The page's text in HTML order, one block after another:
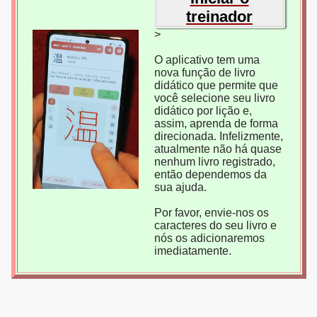
treinador
>
O aplicativo tem uma
nova função de livro
didático que permite que
você selecione seu livro
didático por lição e,
assim, aprenda de forma
direcionada. Infelizmente,
atualmente não há quase
nenhum livro registrado,
então dependemos da
sua ajuda.
Por favor, envie-nos os
caracteres do seu livro e
nós os adicionaremos
imediatamente.